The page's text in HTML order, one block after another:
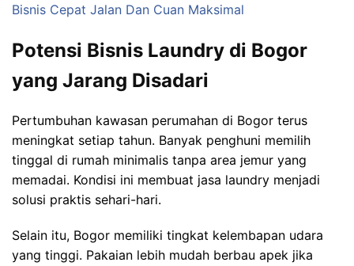
Bisnis Cepat Jalan Dan Cuan Maksimal
Potensi Bisnis Laundry di Bogor
yang Jarang Disadari
Pertumbuhan kawasan perumahan di Bogor terus
meningkat setiap tahun. Banyak penghuni memilih
tinggal di rumah minimalis tanpa area jemur yang
memadai. Kondisi ini membuat jasa laundry menjadi
solusi praktis sehari-hari.
Selain itu, Bogor memiliki tingkat kelembapan udara
yang tinggi. Pakaian lebih mudah berbau apek jika